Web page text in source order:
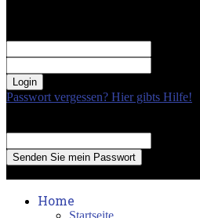
Passwort vergessen? Hier gibts Hilfe!
Home
Startseite